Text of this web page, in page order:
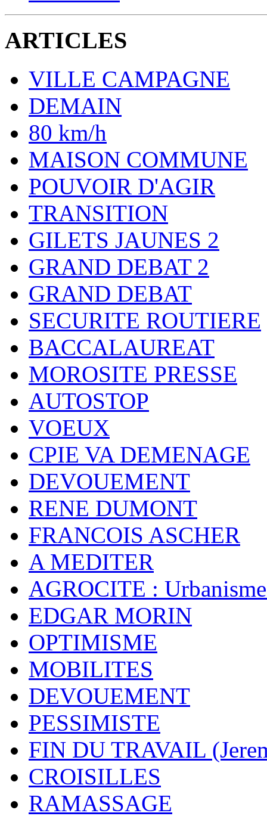
ARTICLES
VILLE CAMPAGNE
DEMAIN
80 km/h
MAISON COMMUNE
POUVOIR D'AGIR
TRANSITION
GILETS JAUNES 2
GRAND DEBAT 2
GRAND DEBAT
SECURITE ROUTIERE
BACCALAUREAT
MOROSITE PRESSE
AUTOSTOP
VOEUX
CPIE VA DEMENAGE
DEVOUEMENT
RENE DUMONT
FRANCOIS ASCHER
A MEDITER
AGROCITE :
EDGAR MORIN
OPTIMISME
MOBILITES
DEVOUEMENT
PESSIMISTE
FIN DU TRAVAIL
CROISILLES
RAMASSAGE